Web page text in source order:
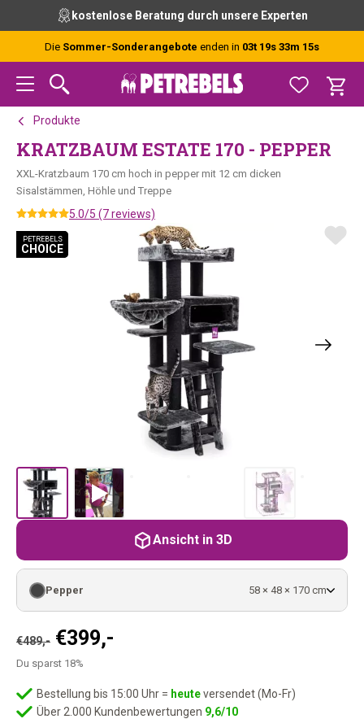
Hauptnavigation
content
kostenlose Beratung durch unsere Experten
Die Sommer-Sonderangebote enden in 03t 19s 33m 14s
Produkte
KRATZBAUM ESTATE 170 - PEPPER
XXL-Kratzbaum 170 cm hoch in pepper mit 12 cm dicken
Sisalstämmen, Höhle und Treppe
5.0/5 (7 reviews)
PETREBELS
CHOICEPETREBELS CHOICE
PETREBELS
CHOICEPETREBELS CHOICE
€489,- Ursprünglicher
Preis
€489,-
€399,-
€399,-.
Du sparst 18%
Pepper 58 × 48 × 170 cm
Bestellung bis 15:00 Uhr = heuteversendet (Mo-Fr)
Über 2.000 Kundenbewertungen 9,6/10
Ansicht in 3D